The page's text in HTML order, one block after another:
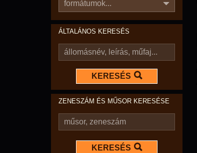
formátumok...
ÁLTALÁNOS KERESÉS
KERESÉS
ZENESZÁM ÉS MŰSOR KERESÉSE
KERESÉS